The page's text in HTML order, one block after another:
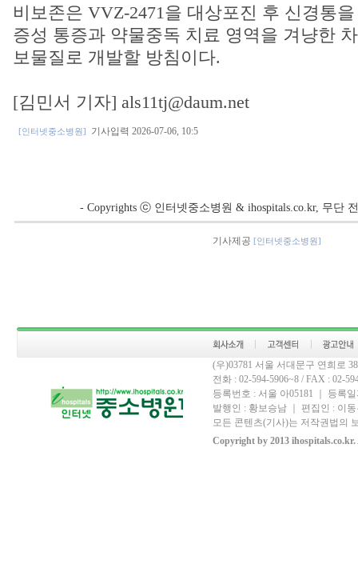
비보존은 VVZ-2471을 대상포진 후 신경통
증성 통증과 약물중독 치료 영역을 겨냥한
보물질로 개발할 방침이다.
[김민서 기자] als11tj@daum.net
[인터넷중소병원] 기사입력 2026-07-06, 10:5
- Copyrights ⓒ 인터넷중소병원 & ihospitals.co.kr, 무단
기사제공 [인터넷중소병원]
(우)03781 서울 서대문구 연희로
전화 : 02-594-5906~8 / FAX : 02-
등록번호 : 서울 아05181 ｜ 등록
발행인 : 황보승남 ｜ 편집인 : 이
모든 콘텐츠(기사)는 저작권법의
Copyright by 2013 ihospitals.co.kr.